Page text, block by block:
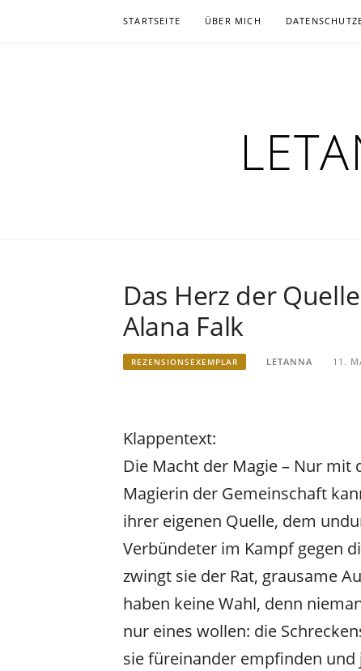
STARTSEITE ÜBER MICH
Das Herz der
Alana Falk
REZENSIONSEXEMPLAR LETANNA 11.
Klappentext:
Die Macht der Magie – Nur
Magierin der Gemeinschaft
ihrer eigenen Quelle, dem
Verbündeter im Kampf gegen
zwingt sie der Rat, grausame
haben keine Wahl, denn
nur eines wollen: die
sie füreinander empfinden